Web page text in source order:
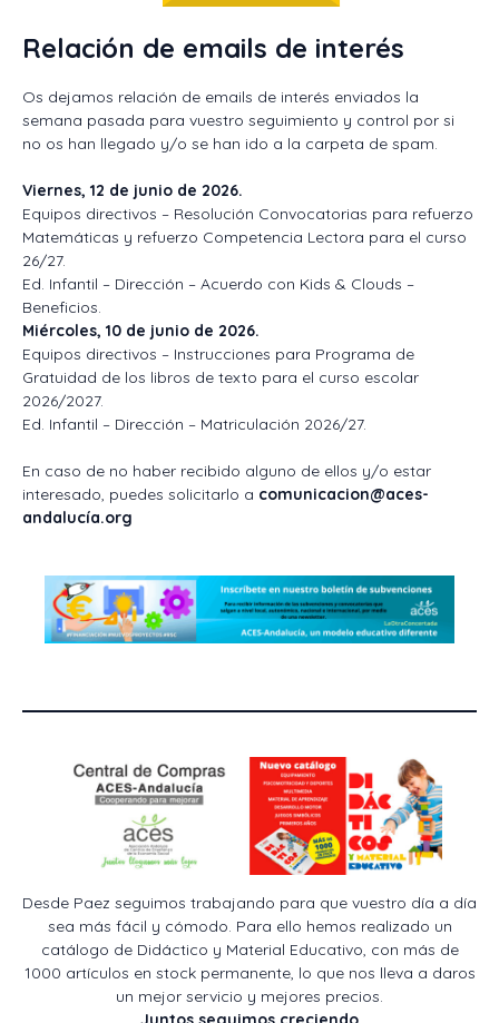
Relación de emails de interés
Os dejamos relación de emails de interés enviados la
semana pasada para vuestro seguimiento y control por si
no os han llegado y/o se han ido a la carpeta de spam.
Viernes, 12 de junio de 2026.
Equipos directivos – Resolución Convocatorias para refuerzo
Matemáticas y refuerzo Competencia Lectora para el curso
26/27.
Ed. Infantil – Dirección – Acuerdo con Kids & Clouds –
Beneficios.
Miércoles, 10 de junio de 2026.
Equipos directivos – Instrucciones para Programa de
Gratuidad de los libros de texto para el curso escolar
2026/2027.
Ed. Infantil – Dirección – Matriculación 2026/27.
En caso de no haber recibido alguno de ellos y/o estar
interesado, puedes solicitarlo a comunicacion@aces-
andalucía.org
Desde Paez seguimos trabajando para que vuestro día a día
sea más fácil y cómodo. Para ello hemos realizado un
catálogo de Didáctico y Material Educativo, con más de
1000 artículos en stock permanente, lo que nos lleva a daros
un mejor servicio y mejores precios.